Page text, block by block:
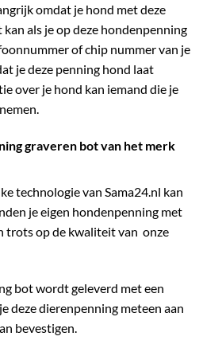
omdat je hond met deze
als je op deze hondenpenning
of chip nummer van je
je deze penning hond laat
over je hond kan iemand die je
graveren bot van het merk
technologie van Sama24.nl kan
je eigen hondenpenning met
trots op de kwaliteit van onze
bot wordt geleverd met een
deze dierenpenning meteen aan
bevestigen.